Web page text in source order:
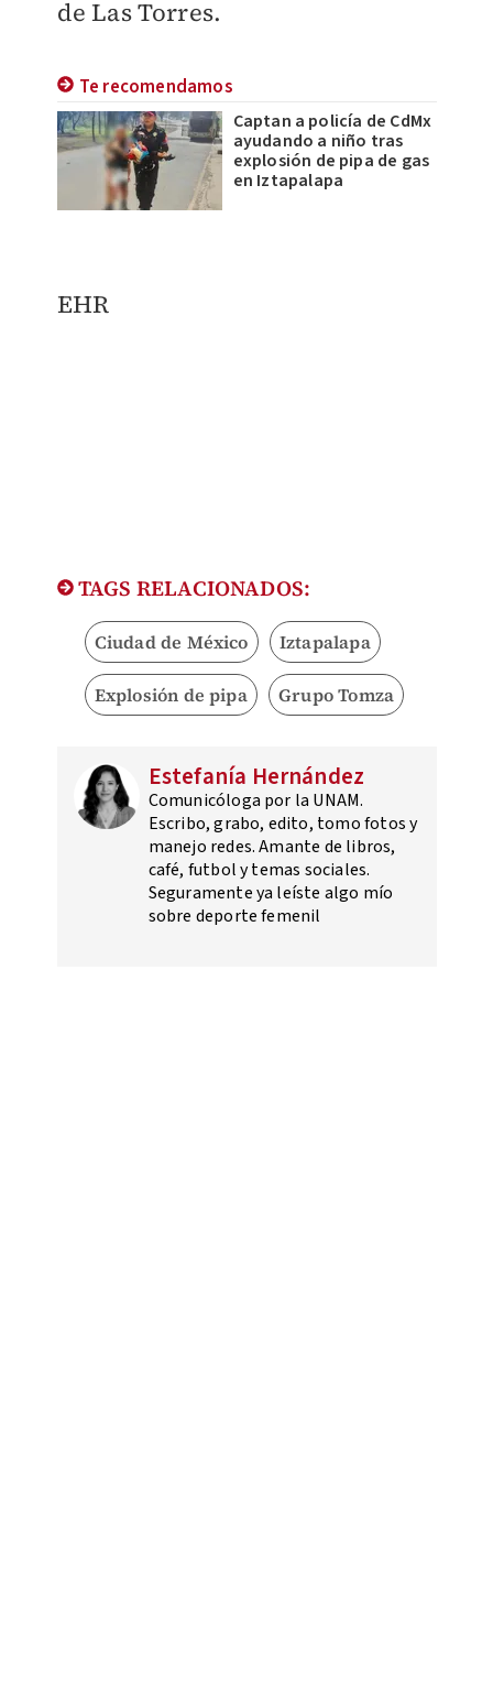
de Las Torres.
Te recomendamos
Captan a policía de CdMx
ayudando a niño tras
explosión de pipa de gas
en Iztapalapa
EHR
TAGS RELACIONADOS:
Ciudad de México Iztapalapa
Explosión de pipa Grupo Tomza
Estefanía Hernández
Comunicóloga por la UNAM.
Escribo, grabo, edito, tomo fotos y
manejo redes. Amante de libros,
café, futbol y temas sociales.
Seguramente ya leíste algo mío
sobre deporte femenil